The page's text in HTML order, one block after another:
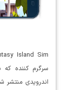
سرگرم کننده که
اندرویدی منتشر